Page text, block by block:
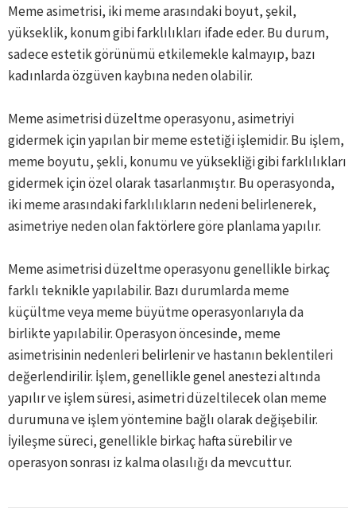
Meme asimetrisi, iki meme arasındaki boyut, şekil,
yükseklik, konum gibi farklılıkları ifade eder. Bu durum,
sadece estetik görünümü etkilemekle kalmayıp, bazı
kadınlarda özgüven kaybına neden olabilir.
Meme asimetrisi düzeltme operasyonu, asimetriyi
gidermek için yapılan bir meme estetiği işlemidir. Bu işlem,
meme boyutu, şekli, konumu ve yüksekliği gibi farklılıkları
gidermek için özel olarak tasarlanmıştır. Bu operasyonda,
iki meme arasındaki farklılıkların nedeni belirlenerek,
asimetriye neden olan faktörlere göre planlama yapılır.
Meme asimetrisi düzeltme operasyonu genellikle birkaç
farklı teknikle yapılabilir. Bazı durumlarda meme
küçültme veya meme büyütme operasyonlarıyla da
birlikte yapılabilir. Operasyon öncesinde, meme
asimetrisinin nedenleri belirlenir ve hastanın beklentileri
değerlendirilir. İşlem, genellikle genel anestezi altında
yapılır ve işlem süresi, asimetri düzeltilecek olan meme
durumuna ve işlem yöntemine bağlı olarak değişebilir.
İyileşme süreci, genellikle birkaç hafta sürebilir ve
operasyon sonrası iz kalma olasılığı da mevcuttur.